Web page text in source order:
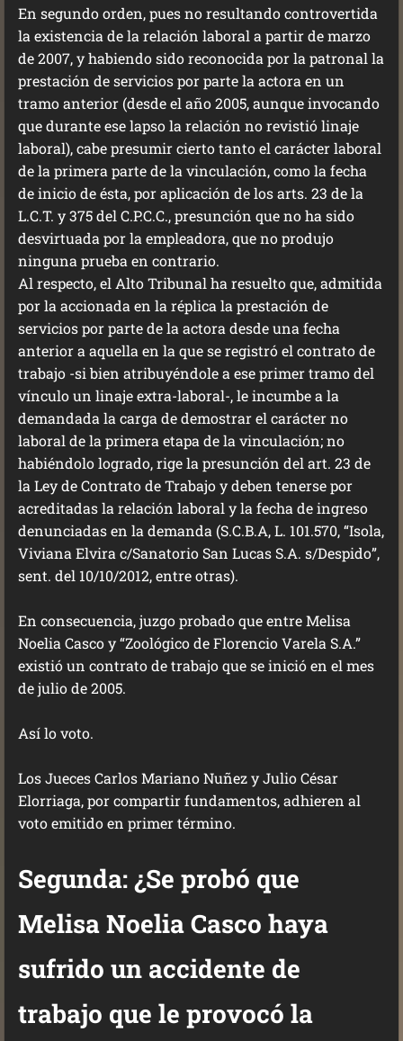
En segundo orden, pues no resultando controvertida
la existencia de la relación laboral a partir de marzo
de 2007, y habiendo sido reconocida por la patronal la
prestación de servicios por parte la actora en un
tramo anterior (desde el año 2005, aunque invocando
que durante ese lapso la relación no revistió linaje
laboral), cabe presumir cierto tanto el carácter laboral
de la primera parte de la vinculación, como la fecha
de inicio de ésta, por aplicación de los arts. 23 de la
L.C.T. y 375 del C.P.C.C., presunción que no ha sido
desvirtuada por la empleadora, que no produjo
ninguna prueba en contrario.
Al respecto, el Alto Tribunal ha resuelto que, admitida
por la accionada en la réplica la prestación de
servicios por parte de la actora desde una fecha
anterior a aquella en la que se registró el contrato de
trabajo -si bien atribuyéndole a ese primer tramo del
vínculo un linaje extra-laboral-, le incumbe a la
demandada la carga de demostrar el carácter no
laboral de la primera etapa de la vinculación; no
habiéndolo logrado, rige la presunción del art. 23 de
la Ley de Contrato de Trabajo y deben tenerse por
acreditadas la relación laboral y la fecha de ingreso
denunciadas en la demanda (S.C.B.A, L. 101.570, “Isola,
Viviana Elvira c/Sanatorio San Lucas S.A. s/Despido”,
sent. del 10/10/2012, entre otras).
En consecuencia, juzgo probado que entre Melisa
Noelia Casco y “Zoológico de Florencio Varela S.A.”
existió un contrato de trabajo que se inició en el mes
de julio de 2005.
Así lo voto.
Los Jueces Carlos Mariano Nuñez y Julio César
Elorriaga, por compartir fundamentos, adhieren al
voto emitido en primer término.
Segunda: ¿Se probó que
Melisa Noelia Casco haya
sufrido un accidente de
trabajo que le provocó la